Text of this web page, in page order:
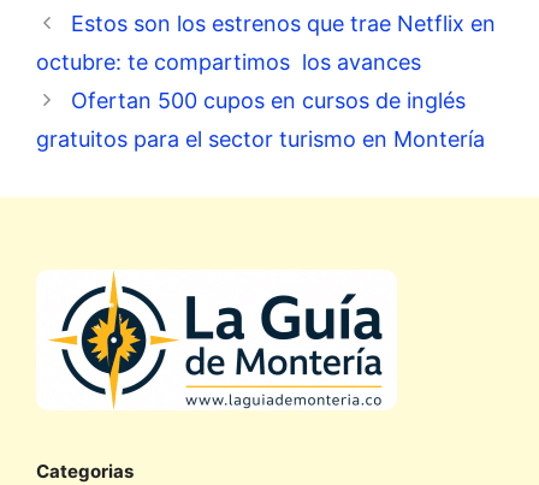
Estos son los estrenos que trae Netflix en
octubre: te compartimos los avances
Ofertan 500 cupos en cursos de inglés
gratuitos para el sector turismo en Montería
Categorias